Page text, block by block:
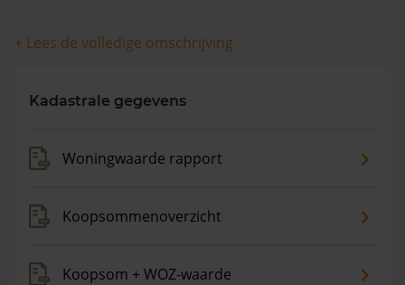
De gemiddelde huizenprijs is €401.313. De gemiddelde
vraagprijs is €401.313. In de afgelopen 12 maanden is
+ Lees de volledige omschrijving
Kadastrale gegevens
Woningwaarde rapport
Koopsommenoverzicht
Koopsom + WOZ-waarde